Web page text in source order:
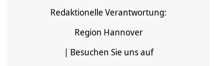
Redaktionelle Verantwortung:
Region Hannover
| Besuchen Sie uns auf